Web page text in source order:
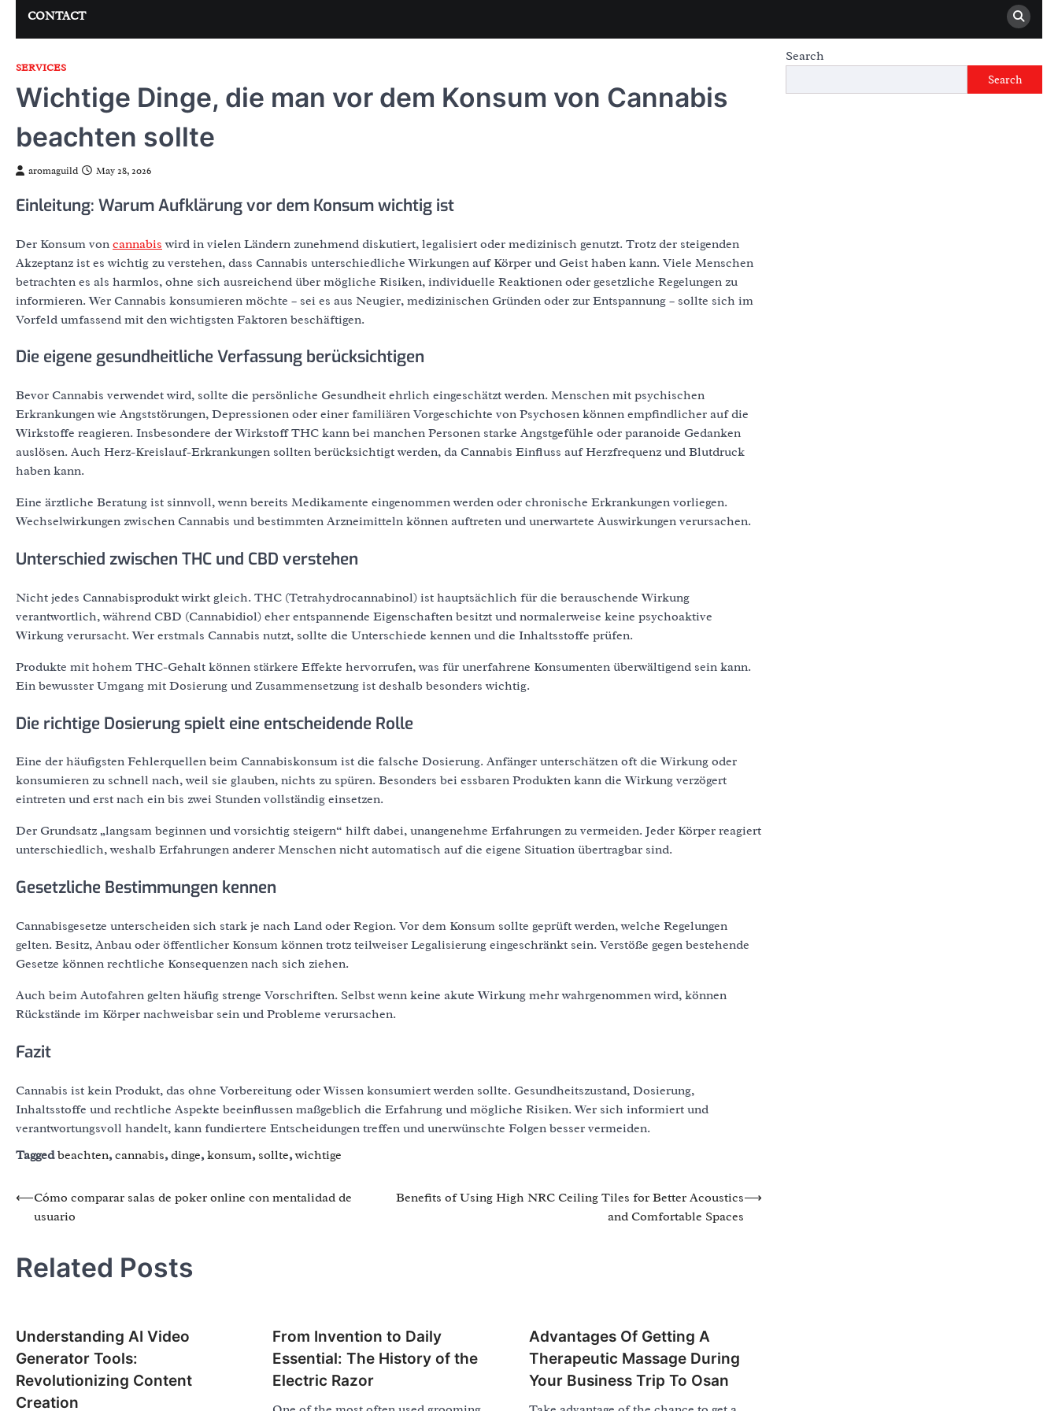
CONTACT
SERVICES
Wichtige Dinge, die man vor dem Konsum von Cannabis
beachten sollte
aromaguild May 28, 2026
Einleitung: Warum Aufklärung vor dem Konsum wichtig ist
Der Konsum von cannabis wird in vielen Ländern zunehmend diskutiert, legalisiert oder medizinisch genutzt. Trotz der steigenden
Akzeptanz ist es wichtig zu verstehen, dass Cannabis unterschiedliche Wirkungen auf Körper und Geist haben kann. Viele Menschen
betrachten es als harmlos, ohne sich ausreichend über mögliche Risiken, individuelle Reaktionen oder gesetzliche Regelungen zu
informieren. Wer Cannabis konsumieren möchte – sei es aus Neugier, medizinischen Gründen oder zur Entspannung – sollte sich im
Vorfeld umfassend mit den wichtigsten Faktoren beschäftigen.
Die eigene gesundheitliche Verfassung berücksichtigen
Bevor Cannabis verwendet wird, sollte die persönliche Gesundheit ehrlich eingeschätzt werden. Menschen mit psychischen
Erkrankungen wie Angststörungen, Depressionen oder einer familiären Vorgeschichte von Psychosen können empfindlicher auf die
Wirkstoffe reagieren. Insbesondere der Wirkstoff THC kann bei manchen Personen starke Angstgefühle oder paranoide Gedanken
auslösen. Auch Herz-Kreislauf-Erkrankungen sollten berücksichtigt werden, da Cannabis Einfluss auf Herzfrequenz und Blutdruck
haben kann.
Eine ärztliche Beratung ist sinnvoll, wenn bereits Medikamente eingenommen werden oder chronische Erkrankungen vorliegen.
Wechselwirkungen zwischen Cannabis und bestimmten Arzneimitteln können auftreten und unerwartete Auswirkungen verursachen.
Unterschied zwischen THC und CBD verstehen
Nicht jedes Cannabisprodukt wirkt gleich. THC (Tetrahydrocannabinol) ist hauptsächlich für die berauschende Wirkung
verantwortlich, während CBD (Cannabidiol) eher entspannende Eigenschaften besitzt und normalerweise keine psychoaktive
Wirkung verursacht. Wer erstmals Cannabis nutzt, sollte die Unterschiede kennen und die Inhaltsstoffe prüfen.
Produkte mit hohem THC-Gehalt können stärkere Effekte hervorrufen, was für unerfahrene Konsumenten überwältigend sein kann.
Ein bewusster Umgang mit Dosierung und Zusammensetzung ist deshalb besonders wichtig.
Die richtige Dosierung spielt eine entscheidende Rolle
Eine der häufigsten Fehlerquellen beim Cannabiskonsum ist die falsche Dosierung. Anfänger unterschätzen oft die Wirkung oder
konsumieren zu schnell nach, weil sie glauben, nichts zu spüren. Besonders bei essbaren Produkten kann die Wirkung verzögert
eintreten und erst nach ein bis zwei Stunden vollständig einsetzen.
Der Grundsatz „langsam beginnen und vorsichtig steigern“ hilft dabei, unangenehme Erfahrungen zu vermeiden. Jeder Körper reagiert
unterschiedlich, weshalb Erfahrungen anderer Menschen nicht automatisch auf die eigene Situation übertragbar sind.
Gesetzliche Bestimmungen kennen
Cannabisgesetze unterscheiden sich stark je nach Land oder Region. Vor dem Konsum sollte geprüft werden, welche Regelungen
gelten. Besitz, Anbau oder öffentlicher Konsum können trotz teilweiser Legalisierung eingeschränkt sein. Verstöße gegen bestehende
Gesetze können rechtliche Konsequenzen nach sich ziehen.
Auch beim Autofahren gelten häufig strenge Vorschriften. Selbst wenn keine akute Wirkung mehr wahrgenommen wird, können
Rückstände im Körper nachweisbar sein und Probleme verursachen.
Fazit
Cannabis ist kein Produkt, das ohne Vorbereitung oder Wissen konsumiert werden sollte. Gesundheitszustand, Dosierung,
Inhaltsstoffe und rechtliche Aspekte beeinflussen maßgeblich die Erfahrung und mögliche Risiken. Wer sich informiert und
verantwortungsvoll handelt, kann fundiertere Entscheidungen treffen und unerwünschte Folgen besser vermeiden.
Taggedbeachten,cannabis,dinge,konsum, sollte,wichtige
Post
navigation
⟵Cómo comparar salas de poker online con mentalidad de
usuario
Benefits of Using High NRC Ceiling Tiles for Better Acoustics
and Comfortable Spaces
⟶
Related Posts
Understanding AI Video
Generator Tools:
Revolutionizing Content
Creation
From Invention to Daily
Essential: The History of the
Electric Razor
Advantages Of Getting A
Therapeutic Massage During
Your Business Trip To Osan
Search
Search